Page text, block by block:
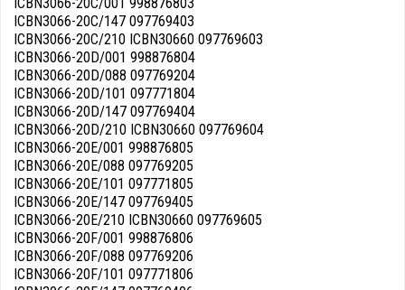
ICBN3066-20C/001 998876803
ICBN3066-20C/147 097769403
ICBN3066-20C/210 ICBN30660 097769603
ICBN3066-20D/001 998876804
ICBN3066-20D/088 097769204
ICBN3066-20D/101 097771804
ICBN3066-20D/147 097769404
ICBN3066-20D/210 ICBN30660 097769604
ICBN3066-20E/001 998876805
ICBN3066-20E/088 097769205
ICBN3066-20E/101 097771805
ICBN3066-20E/147 097769405
ICBN3066-20E/210 ICBN30660 097769605
ICBN3066-20F/001 998876806
ICBN3066-20F/088 097769206
ICBN3066-20F/101 097771806